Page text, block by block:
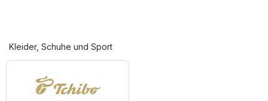
Kleider, Schuhe und Sport